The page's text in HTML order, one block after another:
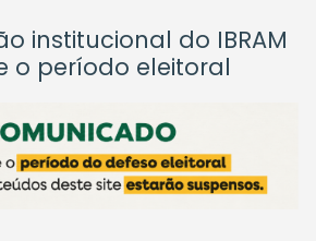
institucional do IBRAM
o período eleitoral